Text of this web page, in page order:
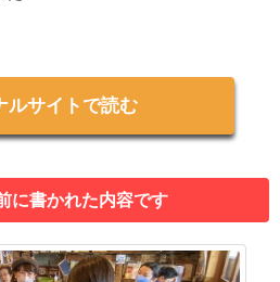
ルサイトで読む
に書かれた内容です